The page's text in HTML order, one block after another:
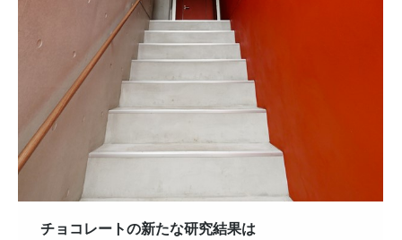
チョコレートの新たな研究結果は